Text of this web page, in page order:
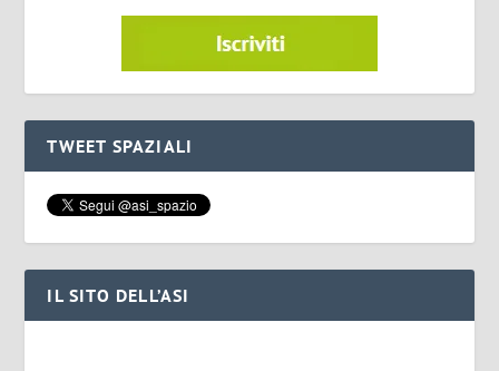
TWEET SPAZIALI
IL SITO DELL’ASI